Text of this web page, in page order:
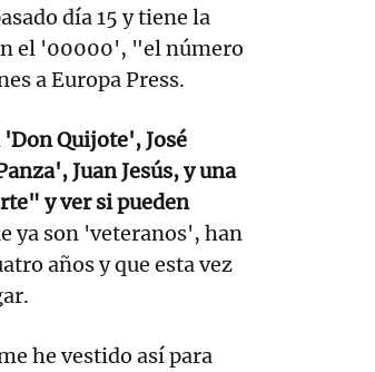
día 15 y tiene la
el '00000', "el número
a Europa Press.
Quijote', José
Juan Jesús, y una
y ver si pueden
ya son 'veteranos', han
años y que esta vez
he vestido así para